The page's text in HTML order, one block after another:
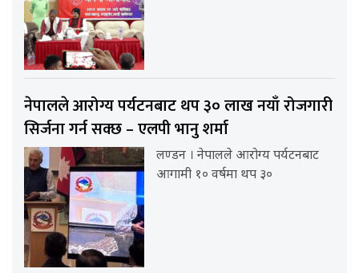
नेपालले आरोग्य पर्यटनबाट थप ३० लाख नयाँ रोजगारी
सिर्जना गर्न सक्छ – एलपी भानु शर्मा
लण्डन । नेपालले आरोग्य पर्यटनबाट
आगामी १० वर्षमा थप ३०